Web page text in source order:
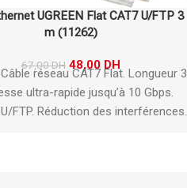
UGREEN Flat CAT7 U/FTP 5
m (11263)
60,00DH
Câble Ethernet CAT7 plat.Longueur
Gigabit et 10 Gigabit.Blindage
Stabilité de connexion maximale.